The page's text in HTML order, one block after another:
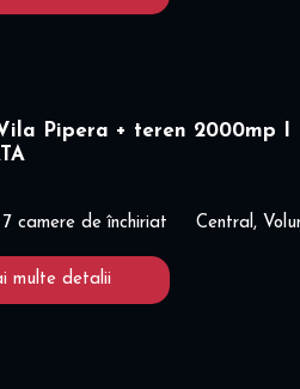
Pipera + teren 2000mp I
camere de închiriat Central,
multe detalii